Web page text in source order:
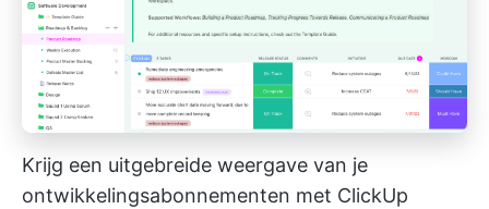
Krijg een uitgebreide weergave van je
ontwikkelingsabonnementen met ClickUp